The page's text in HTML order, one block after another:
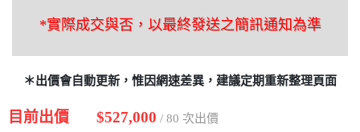
*實際成交與否，以最終發送之簡訊通知為準
＊出價會自動更新，惟因網速差異，建議定期重新整理頁面
目前出價 $527,000 / 80 次出價